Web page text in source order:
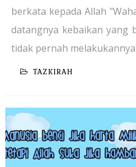
berkata kepada Allah
datangnya kebaikan yang
tidak pernah
TAZKIRAH